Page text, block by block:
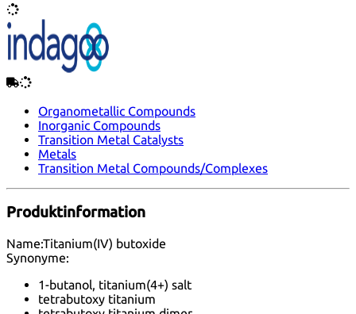
Organometallic Compounds
Inorganic Compounds
Transition Metal Catalysts
Metals
Transition Metal Compounds/Complexes
Produktinformation
Name:Titanium(IV) butoxide
Synonyme:
1-butanol, titanium(4+) salt
tetrabutoxy titanium